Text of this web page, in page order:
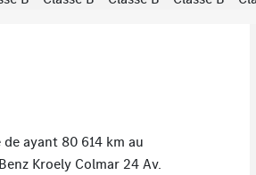
de ayant 80 614 km au
Kroely Colmar 24 Av.